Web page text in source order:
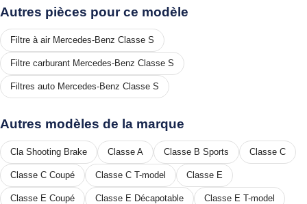
Autres pièces pour ce modèle
Filtre à air Mercedes-Benz Classe S
Filtre carburant Mercedes-Benz Classe S
Filtres auto Mercedes-Benz Classe S
Autres modèles de la marque
Cla Shooting Brake Classe A Classe B Sports Classe C
Classe C Coupé Classe C T-model Classe E
Classe E Coupé Classe E Décapotable Classe E T-model